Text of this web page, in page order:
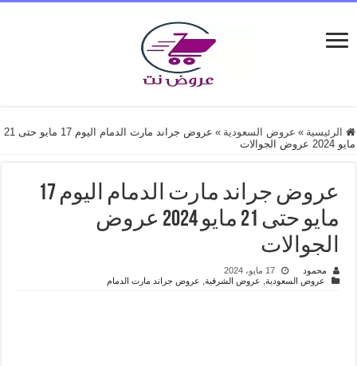
الرئيسية » عروض السعودية »
عروض جراند مارت الدمام اليوم 17 مايو حتى 21
مايو 2024 عروض الجوالات
عروض جراند مارت الدمام اليوم 17
مايو حتى 21 مايو 2024 عروض
الجوالات
محمود
17 مايو، 2024
عروض السعودية, عروض الشرقية, عروض جراند مارت الدمام